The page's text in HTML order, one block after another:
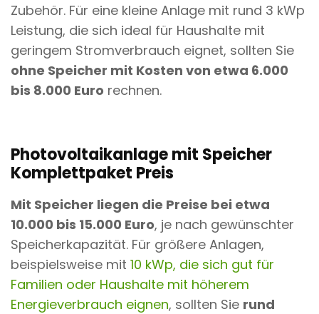
Zubehör. Für eine kleine Anlage mit rund 3 kWp
Leistung, die sich ideal für Haushalte mit
geringem Stromverbrauch eignet, sollten Sie
ohne Speicher mit Kosten von etwa 6.000
bis 8.000 Euro rechnen.
Photovoltaikanlage mit Speicher
Komplettpaket Preis
Mit Speicher liegen die Preise bei etwa
10.000 bis 15.000 Euro, je nach gewünschter
Speicherkapazität. Für größere Anlagen,
beispielsweise mit 10 kWp, die sich gut für
Familien oder Haushalte mit höherem
Energieverbrauch eignen, sollten Sie rund